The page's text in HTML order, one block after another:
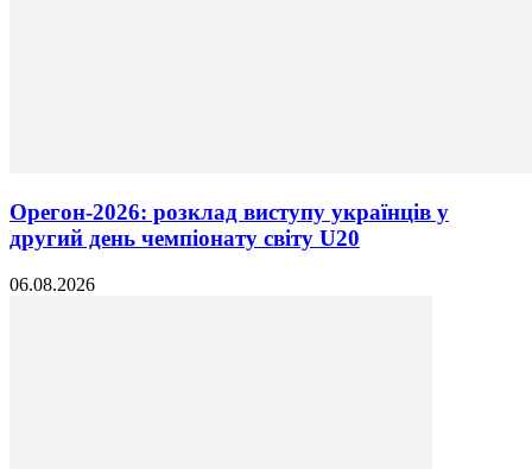
Орегон-2026: розклад виступу українців у
другий день чемпіонату світу U20
06.08.2026